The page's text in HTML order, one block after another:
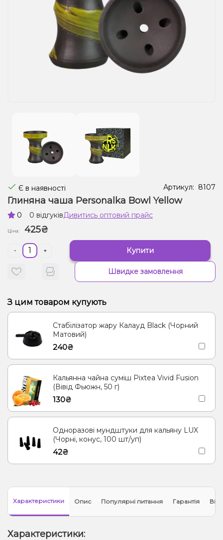
Рідини для електронних сигарет
Подарункові набори
Є в наявності Артикул: 8107
Глиняна чаша Personalka Bowl Yellow
0 0 відгуківДивитись оптовий прайс
Ціна: 425₴
- + Купити
Швидке замовлення
З цим товаром купують
Стабілізатор жару Калауд Black (Чорний
Матовий)
240₴
Кальянна чайна суміш Pixtea Vivid Fusion
(Вівід Фьюжн, 50 г)
130₴
Одноразові мундштуки для кальяну LUX
(Чорні, конус, 100 шт/уп)
42₴
Характеристики Опис Популярні питання Гарантія
Характеристики: